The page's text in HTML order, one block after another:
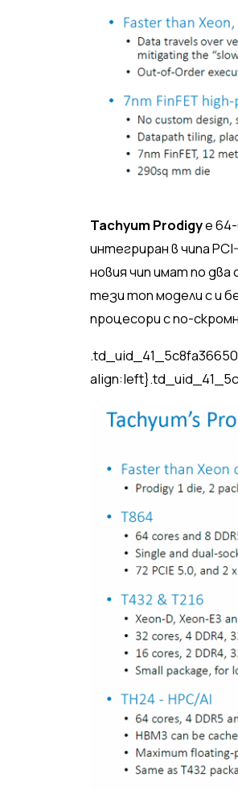
Tachyum Prodigyе
интегриран в чипа
новия чип имат по
тези топ модели с и
процесори с по-